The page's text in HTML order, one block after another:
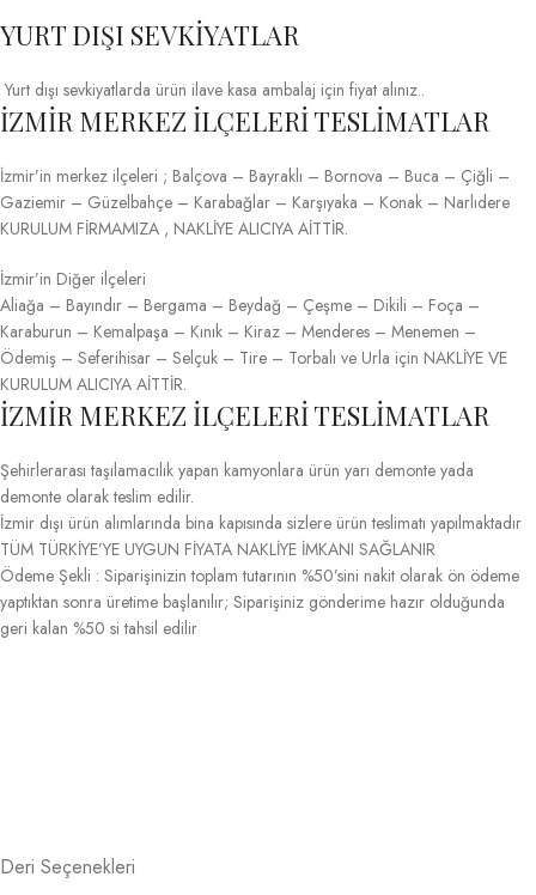
YURT DIŞI SEVKİYATLAR
Yurt dışı sevkiyatlarda ürün ilave kasa ambalaj için fiyat alınız..
İZMİR MERKEZ İLÇELERİ TESLİMATLAR
İzmir’in merkez ilçeleri ; Balçova – Bayraklı – Bornova – Buca – Çiğli –
Gaziemir – Güzelbahçe – Karabağlar – Karşıyaka – Konak – Narlıdere
KURULUM FİRMAMIZA , NAKLİYE ALICIYA AİTTİR.
İzmir’in Diğer ilçeleri
Aliağa – Bayındır – Bergama – Beydağ – Çeşme – Dikili – Foça –
Karaburun – Kemalpaşa – Kınık – Kiraz – Menderes – Menemen –
Ödemiş – Seferihisar – Selçuk – Tire – Torbalı ve Urla için NAKLİYE VE
KURULUM ALICIYA AİTTİR.
İZMİR MERKEZ İLÇELERİ TESLİMATLAR
Şehirlerarası taşılamacılık yapan kamyonlara ürün yarı demonte yada
demonte olarak teslim edilir.
İzmir dışı ürün alımlarında bina kapısında sizlere ürün teslimatı yapılmaktadır
TÜM TÜRKİYE’YE UYGUN FİYATA NAKLİYE İMKANI SAĞLANIR
Ödeme Şekli : Siparişinizin toplam tutarının %50’sini nakit olarak ön ödeme
yaptıktan sonra üretime başlanılır; Siparişiniz gönderime hazır olduğunda
geri kalan %50 si tahsil edilir
Deri Seçenekleri